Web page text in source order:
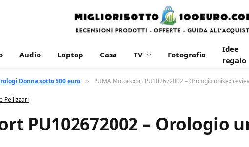
Audio Laptop Casa TV Fotografia
Idee
regalo
Donna sotto 500 euro » PUMA Motorsport PU102672002 – Orologio unisex
Pellizzari
PU102672002 – Orologio